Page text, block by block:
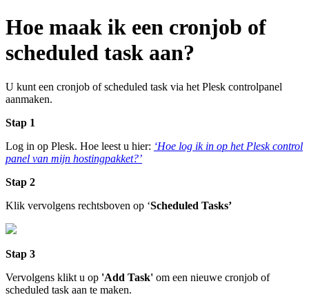
Hoe maak ik een cronjob of
scheduled task aan?
U kunt een cronjob of scheduled task via het Plesk controlpanel
aanmaken.
Stap 1
Log in op Plesk. Hoe leest u hier: ‘Hoe log ik in op het Plesk control
panel van mijn hostingpakket?’
Stap 2
Klik vervolgens rechtsboven op ‘Scheduled Tasks’
Stap 3
Vervolgens klikt u op 'Add Task' om een nieuwe cronjob of
scheduled task aan te maken.